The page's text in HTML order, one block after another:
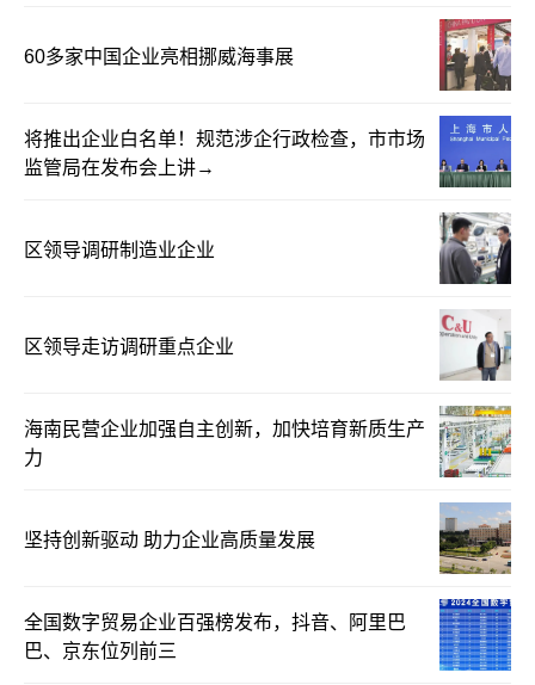
60多家中国企业亮相挪威海事展
将推出企业白名单！规范涉企行政检查，市市场
监管局在发布会上讲→
区领导调研制造业企业
区领导走访调研重点企业
海南民营企业加强自主创新，加快培育新质生产
力
坚持创新驱动 助力企业高质量发展
全国数字贸易企业百强榜发布，抖音、阿里巴
巴、京东位列前三